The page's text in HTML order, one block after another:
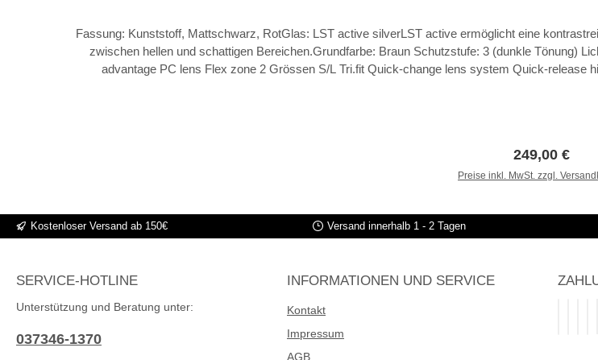
Fassung: Kunststoff, Mattschwarz, RotGlas: LST active silverLST active ermöglicht eine
zwischen hellen und schattigen Bereichen.Grundfarbe: Braun Schutzstufe: 3 (dunkle Tönung)
advantage PC lens Flex zone 2 Grössen S/L Tri.fit Quick-change lens system Quick-release
Regulärer
249,00 €
Preise inkl. MwSt. zzgl.
Kostenloser Versand ab 150€ Versand innerhalb 1 - 2 Tagen
SERVICE-HOTLINE
Unterstützung und Beratung unter:
037346-1370
INFORMATIONEN UND SERVICE
Kontakt
Impressum
AGB